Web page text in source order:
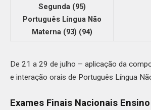
Segunda (95)
Português Língua Não
Materna (93) (94)
De 21 a 29 de julho – aplicação da
e interação orais de Português Língua
Exames Finais Nacionais